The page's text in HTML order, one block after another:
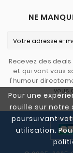
Pour une
rouille sur notre
poursuivant
utilisation.
NE
Recevez des
et qui vont vous
l'humour
vous